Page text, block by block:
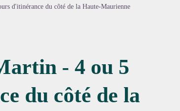
Voir l'image en plein écran
d'itinérance du côté de la Haute-Maurienne
- 4 ou 5
du côté de la